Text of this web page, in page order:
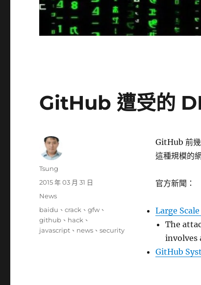
GitHub 遭受的
GitHub 前幾
這種規模的
官方新聞：
Large
The
involves
GitHub
作
Tsung
發
期:
2015 年 03 月 31 日
分
類
News
標
籤
baidu 、crack 、gfw 、
github 、 hack 、
javascript 、 news 、security